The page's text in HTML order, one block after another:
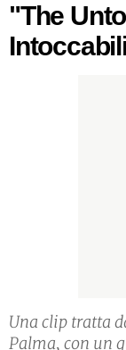
"The
Una clip tratta
Palma, con un